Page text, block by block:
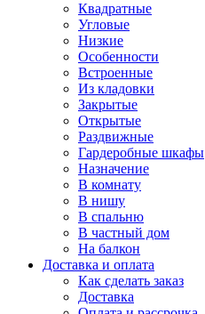
Квадратные
Угловые
Низкие
Особенности
Встроенные
Из кладовки
Закрытые
Открытые
Раздвижные
Гардеробные шкафы
Назначение
В комнату
В нишу
В спальню
В частный дом
На балкон
Доставка и оплата
Как сделать заказ
Доставка